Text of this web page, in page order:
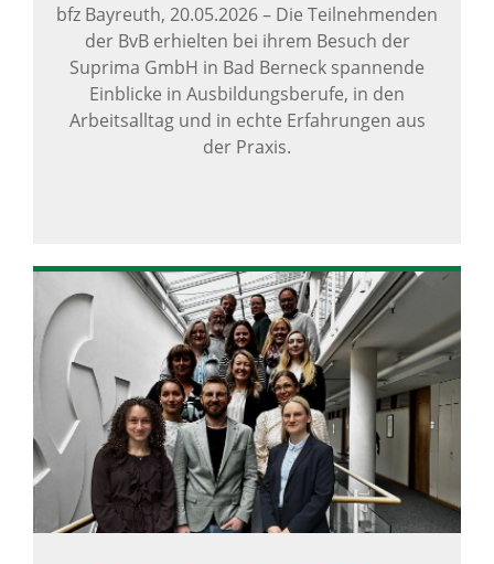
bfz Bayreuth, 20.05.2026– Die Teilnehmenden
der BvB erhielten bei ihrem Besuch der
Suprima GmbH in Bad Berneck spannende
Einblicke in Ausbildungsberufe, in den
Arbeitsalltag und in echte Erfahrungen aus
der Praxis.